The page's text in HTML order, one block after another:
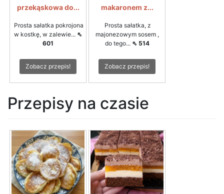
przekąskowa do...
Prosta sałatka pokrojona
w kostkę, w zalewie... ⇖
601
Zobacz przepis!
makaronem z...
Prosta sałatka, z
majonezowym sosem ,
do tego... ⇖ 514
Zobacz przepis!
Przepisy na czasie